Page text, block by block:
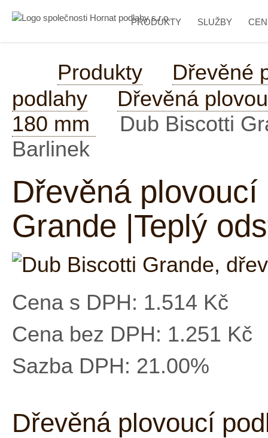
PRODUKTY SLUŽBY
Produkty
Dřevěné
podlahy
Dřevěná
180 mm
Dub Biscotti
Barlinek
Dřevěná
Grande |Teplý
Cena s DPH: 1.514 Kč
Cena bez DPH: 1.251 Kč
Sazba DPH: 21.00%
Dřevěná plovoucí